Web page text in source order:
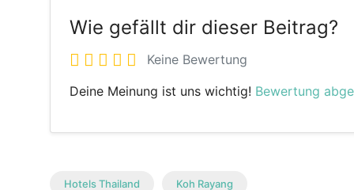
Wie gefällt dir dieser Beitrag?
Keine Bewertung
Deine Meinung ist uns wichtig! Bewertung
Hotels Thailand Koh Rayang